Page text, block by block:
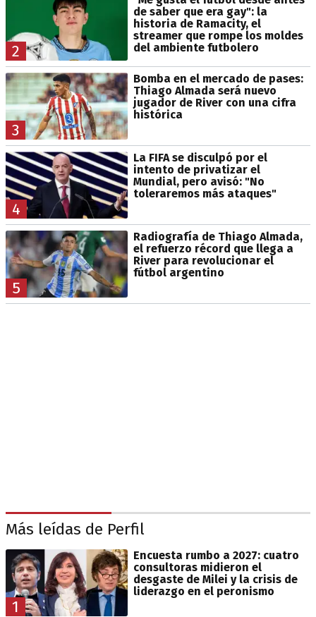
2
de saber que era gay": la
historia de Ramacity, el
streamer que rompe los moldes
del ambiente futbolero
3
Bomba en el mercado de pases:
Thiago Almada será nuevo
jugador de River con una cifra
histórica
4
La FIFA se disculpó por el
intento de privatizar el
Mundial, pero avisó: "No
toleraremos más ataques"
5
Radiografía de Thiago Almada,
el refuerzo récord que llega a
River para revolucionar el
fútbol argentino
Más leídas de Perfil
1
Encuesta rumbo a 2027: cuatro
consultoras midieron el
desgaste de Milei y la crisis de
liderazgo en el peronismo